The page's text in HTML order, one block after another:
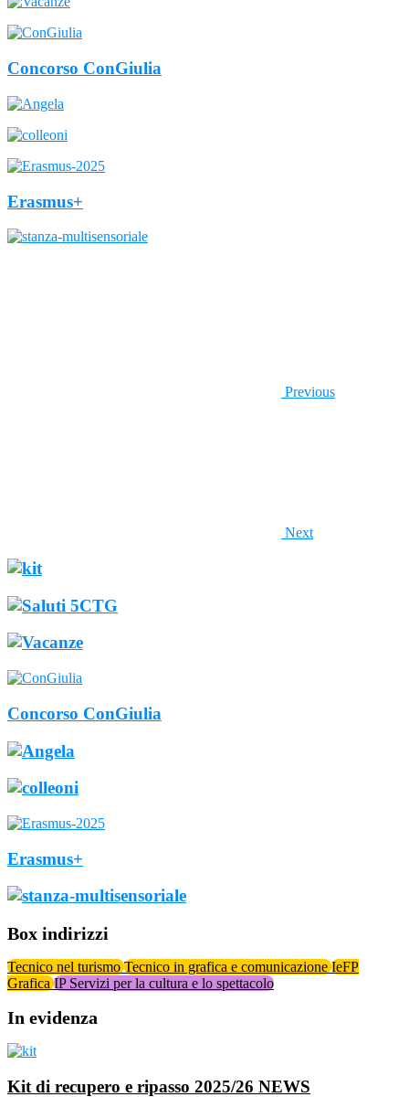
Concorso ConGiulia
Erasmus+
Previous
Next
Concorso ConGiulia
Erasmus+
Box indirizzi
Tecnico nel turismoTecnico in grafica e comunicazioneIeFP
GraficaIP Servizi per la cultura e lo spettacolo
In evidenza
Kit di recupero e ripasso 2025/26 NEWS